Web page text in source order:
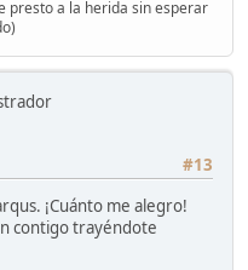
presto a la herida sin esperar
#13
¡Cuánto me alegro!
contigo trayéndote